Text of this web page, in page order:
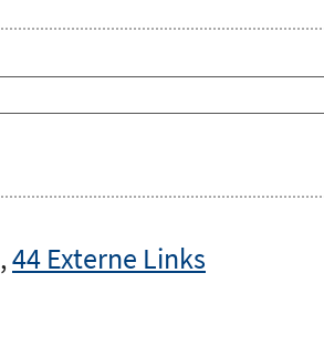
,44 Externe Links